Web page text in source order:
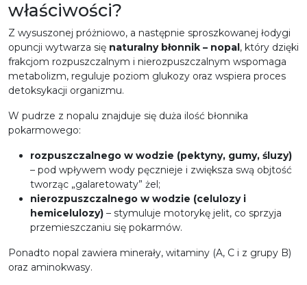
właściwości?
Z wysuszonej próżniowo, a następnie sproszkowanej łodygi
opuncji wytwarza się naturalny błonnik – nopal, który dzięki
frakcjom rozpuszczalnym i nierozpuszczalnym wspomaga
metabolizm, reguluje poziom glukozy oraz wspiera proces
detoksykacji organizmu.
W pudrze z nopalu znajduje się duża ilość błonnika
pokarmowego:
rozpuszczalnego w wodzie (pektyny, gumy, śluzy)
– pod wpływem wody pęcznieje i zwiększa swą objtość
tworząc „galaretowaty” żel;
nierozpuszczalnego w wodzie (celulozy i
hemicelulozy) – stymuluje motorykę jelit, co sprzyja
przemieszczaniu się pokarmów.
Ponadto nopal zawiera minerały, witaminy (A, C i z grupy B)
oraz aminokwasy.